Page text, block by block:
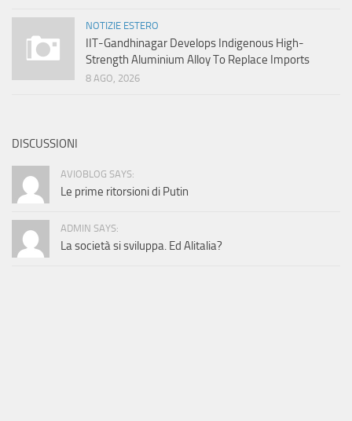
NOTIZIE ESTERO
IIT-Gandhinagar Develops Indigenous High-
Strength Aluminium Alloy To Replace Imports
8 AGO, 2026
DISCUSSIONI
AVIOBLOG SAYS:
Le prime ritorsioni di Putin
ADMIN SAYS:
La società si sviluppa. Ed Alitalia?